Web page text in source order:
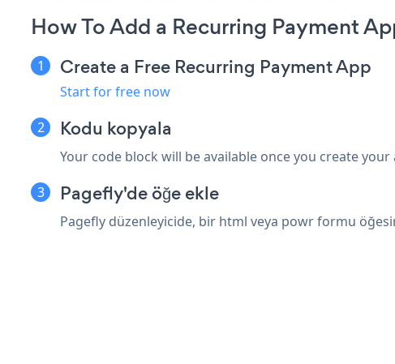
How To Add a Recurring Payment
Create a Free Recurring Payment App
Start for free now
Kodu kopyala
Your code block will be available once you create your
Pagefly'de öğe ekle
Pagefly düzenleyicide, bir html veya powr formu